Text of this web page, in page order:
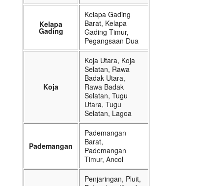
Kelapa
Gading
Kelapa Gading
Barat, Kelapa
Gading Timur,
Pegangsaan Dua
Koja
Koja Utara, Koja
Selatan, Rawa
Badak Utara,
Rawa Badak
Selatan, Tugu
Utara, Tugu
Selatan, Lagoa
Pademangan
Pademangan
Barat,
Pademangan
Timur, Ancol
Penjaringan, Pluit,